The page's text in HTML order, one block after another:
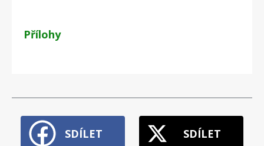
Přílohy
SDÍLET SDÍLET